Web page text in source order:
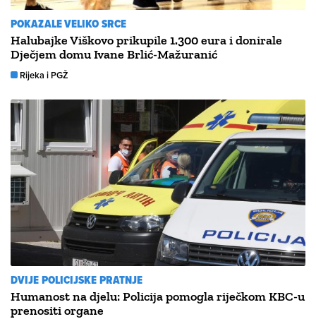
POKAZALE VELIKO SRCE
Halubajke Viškovo prikupile 1.300 eura i donirale
Dječjem domu Ivane Brlić-Mažuranić
Rijeka i PGŽ
DVIJE POLICIJSKE PRATNJE
Humanost na djelu: Policija pomogla riječkom KBC-u
prenositi organe